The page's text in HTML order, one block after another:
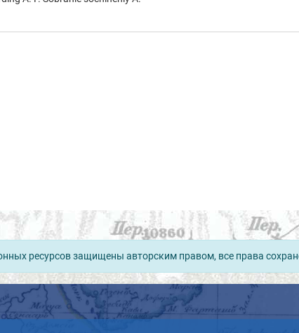
ресурсов защищены авторским правом, все права